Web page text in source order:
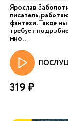
Ярослав
писатель,
фэнтези. Такое
требует
мно...
319 ₽